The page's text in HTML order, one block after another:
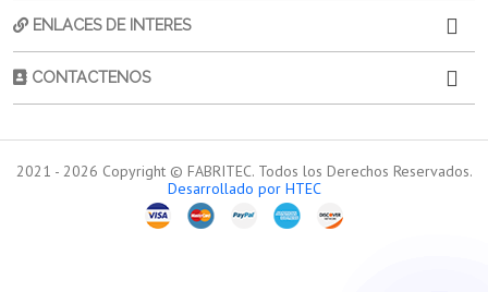
ENLACES DE INTERES
CONTACTENOS
2021 - 2026 Copyright © FABRITEC. Todos los Derechos Reservados.
Desarrollado por HTEC